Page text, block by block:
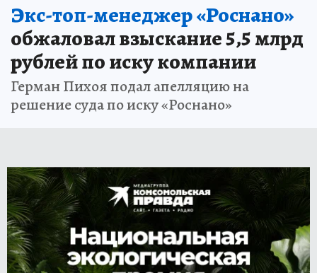
Экс-топ-менеджер «Роснано»
обжаловал взыскание 5,5 млрд
рублей по иску компании
Герман Пихоя подал апелляцию на
решение суда по иску «Роснано»